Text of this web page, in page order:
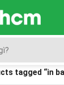
tagged “in